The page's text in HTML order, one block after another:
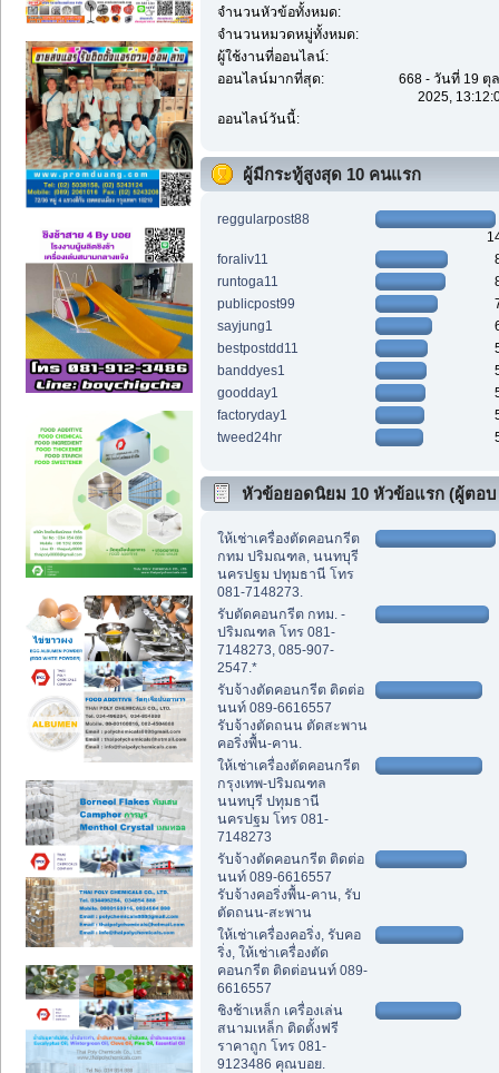
จำนวนหัวข้อทั้งหมด:
จำนวนหมวดหมู่ทั้งหมด:
ผู้ใช้งานที่ออนไลน์:
ออนไลน์มากที่สุด:
668 - วันที่ 19 ตุ
2025,
ออนไลน์วันนี้:
ผู้มีกระทู้สูงสุด 10 คนแรก
reggularpost88
foraliv11
runtoga11
publicpost99
sayjung1
bestpostdd11
banddyes1
goodday1
factoryday1
tweed24hr
หัวข้อยอดนิยม 10 หัวข้อแรก (ผู้ตอบ
สูงสุด)
ให้เช่าเครื่องตัดคอนกรีต
กทม ปริมณฑล, นนทบุรี
นครปฐม ปทุมธานี โทร
081-7148273.
รับตัดคอนกรีต กทม. -
ปริมณฑล โทร 081-
7148273, 085-907-
2547.*
รับจ้างตัดคอนกรีต ติดต่อ
นนท์ 089-6616557
รับจ้างตัดถนน ตัดสะพาน
คอริ่งพื้น-คาน.
ให้เช่าเครื่องตัดคอนกรีต
กรุงเทพ-ปริมณฑล
นนทบุรี ปทุมธานี
นครปฐม โทร 081-
7148273
รับจ้างตัดคอนกรีต ติดต่อ
นนท์ 089-6616557
รับจ้างคอริ่งพื้น-คาน, รับ
ตัดถนน-สะพาน
ให้เช่าเครื่องคอริ่ง, รับคอ
ริ่ง, ให้เช่าเครื่องตัด
คอนกรีต ติดต่อนนท์ 089-
6616557
ชิงช้าเหล็ก เครื่องเล่น
สนามเหล็ก ติดตั้งฟรี
ราคาถูก โทร 081-
9123486 คุณบอย.